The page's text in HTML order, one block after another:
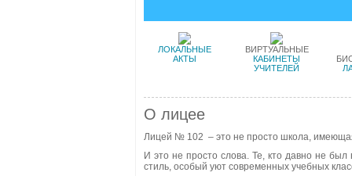
ЛОКАЛЬНЫЕ
АКТЫ
ВИРТУАЛЬНЫЕ
КАБИНЕТЫ
УЧИТЕЛЕЙ
О лицее
Лицей № 102 – это не просто школа,
И это не просто слова. Те, кто давно не
стиль, особый уют современных учебных